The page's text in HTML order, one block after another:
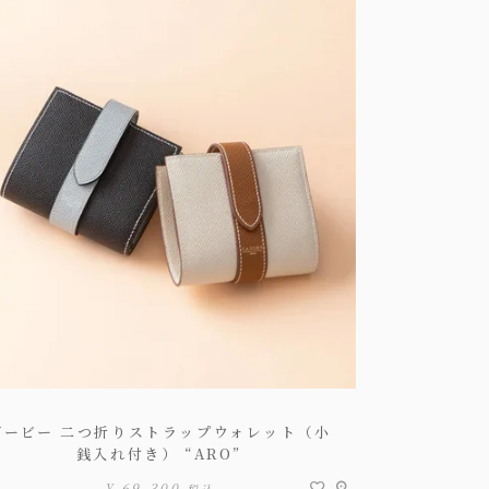
ービー 二つ折りストラップウォレット（小
銭入れ付き） “ARO”